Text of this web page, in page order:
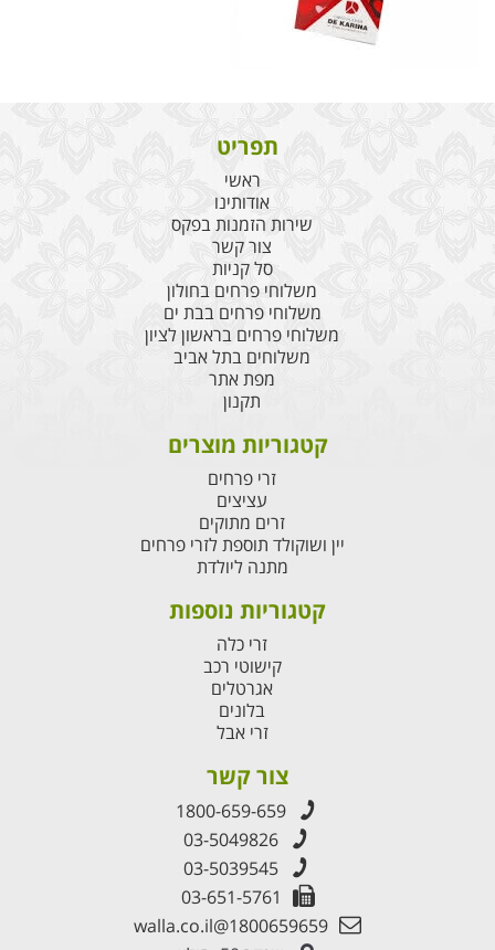
תפריט
ראשי
אודותינו
שירות הזמנות בפקס
צור קשר
סל קניות
משלוחי פרחים בחולון
משלוחי פרחים בבת ים
משלוחי פרחים בראשון לציון
משלוחים בתל אביב
מפת אתר
תקנון
קטגוריות מוצרים
זרי פרחים
עציצים
זרים מתוקים
יין ושוקולד תוספת לזרי פרחים
מתנה ליולדת
קטגוריות נוספות
זרי כלה
קישוטי רכב
אגרטלים
בלונים
זרי אבל
צור קשר
1800-659-659
03-5049826
03-5039545
03-651-5761
1800659659@walla.co.il